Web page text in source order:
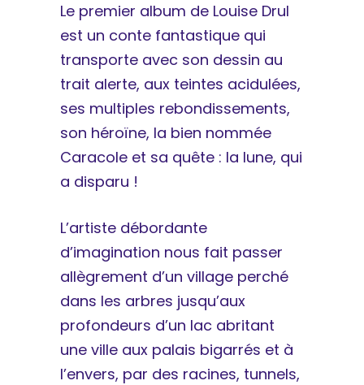
Le premier album de Louise Drul
est un conte fantastique qui
transporte avec son dessin au
trait alerte, aux teintes acidulées,
ses multiples rebondissements,
son héroïne, la bien nommée
Caracole et sa quête : la lune, qui
a disparu !
L’artiste débordante
d’imagination nous fait passer
allègrement d’un village perché
dans les arbres jusqu’aux
profondeurs d’un lac abritant
une ville aux palais bigarrés et à
l’envers, par des racines, tunnels,